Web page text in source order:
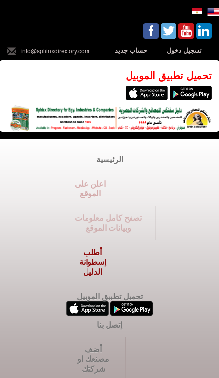
تسجيل دخول حساب جديد info@sphinxdirectory.com
تحميل تطبيق الموبيل
الرئيسية
اعلن على
الموقع
تصفح كامل معلومات
وبيانات الموقع
أطلب
إسطوانة
الدليل
تحميل تطبيق الموبيل
إتصل بنا
أضف
مصنعك او
شركتك